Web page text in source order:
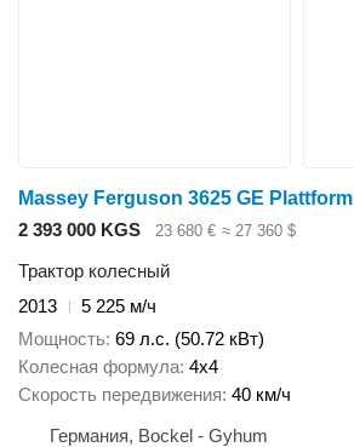
Massey Ferguson 3625 GE Plattform
2 393 000 KGS
23 680 € ≈ 27 360 $
Трактор колесный
2013
5 225 м/ч
Мощность 69 л.с. (50.72 кВт)
Колесная формула 4x4
Скорость передвижения 40 км/ч
Германия, Bockel - Gyhum